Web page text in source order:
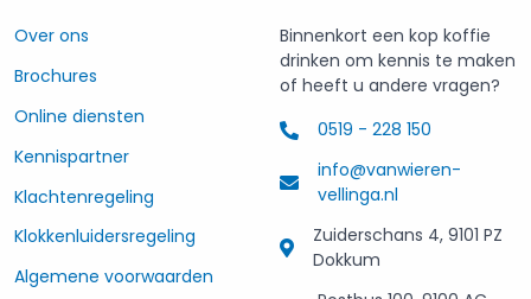
Over ons
Brochures
Online diensten
Kennispartner
Klachtenregeling
Klokkenluidersregeling
Algemene voorwaarden
Binnenkort een kop koffie
drinken om kennis te maken
of heeft u andere vragen?
0519 - 228 150
info@vanwieren-
vellinga.nl
Zuiderschans 4, 9101 PZ
Dokkum